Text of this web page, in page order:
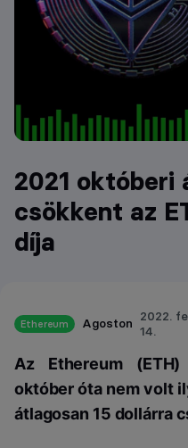
2021 októberi
csökkent az
díja
Ethereum Agoston 2022.
14.
Az Ethereum
október óta nem volt
átlagosan 15 dollárra